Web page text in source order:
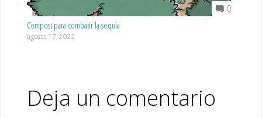
0
Compost para combatir la sequía
agosto 17, 2022
Deja un comentario